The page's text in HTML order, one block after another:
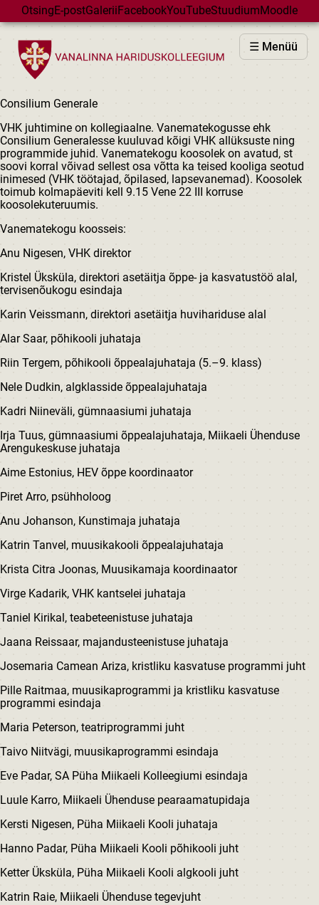
Skip to main content
OtsingE-postGaleriiFacebookYouTubeStuudiumMoodle
☰ Menüü
VHK
VASTUVÕTT
GÜMNAASIUM
MAJAD
HUVIÕPE
SÜNDMUSED
KALENDER
Consilium Generale
VHK juhtimine on kollegiaalne. Vanematekogusse ehk
Consilium Generalesse kuuluvad kõigi VHK allüksuste ning
programmide juhid. Vanematekogu koosolek on avatud, st
soovi korral võivad sellest osa võtta ka teised kooliga seotud
inimesed (VHK töötajad, õpilased, lapsevanemad). Koosolek
toimub kolmapäeviti kell 9.15 Vene 22 III korruse
koosolekuteruumis.
Vanematekogu koosseis:
Anu Nigesen, VHK direktor
Kristel Üksküla, direktori asetäitja õppe- ja kasvatustöö alal,
tervisenõukogu esindaja
Karin Veissmann, direktori asetäitja huvihariduse alal
Alar Saar, põhikooli juhataja
Riin Tergem, põhikooli õppealajuhataja (5.–9. klass)
Nele Dudkin, algklasside õppealajuhataja
Kadri Niineväli, gümnaasiumi juhataja
Irja Tuus, gümnaasiumi õppealajuhataja, Miikaeli Ühenduse
Arengukeskuse juhataja
Aime Estonius, HEV õppe koordinaator
Piret Arro, psühholoog
Anu Johanson, Kunstimaja juhataja
Katrin Tanvel, muusikakooli õppealajuhataja
Krista Citra Joonas, Muusikamaja koordinaator
Virge Kadarik, VHK kantselei juhataja
Taniel Kirikal, teabeteenistuse juhataja
Jaana Reissaar, majandusteenistuse juhataja
Josemaria Camean Ariza, kristliku kasvatuse programmi juht
Pille Raitmaa, muusikaprogrammi ja kristliku kasvatuse
programmi esindaja
Maria Peterson, teatriprogrammi juht
Taivo Niitvägi, muusikaprogrammi esindaja
Eve Padar, SA Püha Miikaeli Kolleegiumi esindaja
Luule Karro, Miikaeli Ühenduse pearaamatupidaja
Kersti Nigesen, Püha Miikaeli Kooli juhataja
Hanno Padar, Püha Miikaeli Kooli põhikooli juht
Ketter Üksküla, Püha Miikaeli Kooli algkooli juht
Katrin Raie, Miikaeli Ühenduse tegevjuht